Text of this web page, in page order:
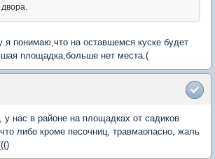
я понимаю,что на оставшемся куске будет
площадка,больше нет места.(
нас в районе на площадках от садиков
либо кроме песочниц, травмаопасно, жаль